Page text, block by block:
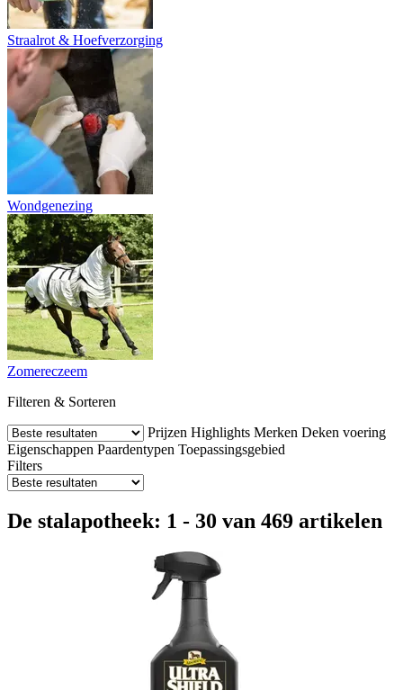
Straalrot & Hoefverzorging
Wondgenezing
Zomereczeem
Filteren & Sorteren
Prijzen Highlights Merken Deken voering
Eigenschappen Paardentypen Toepassingsgebied
Filters
De stalapotheek: 1 - 30 van 469 artikelen